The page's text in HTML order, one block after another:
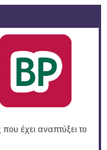
που έχει αναπτύξει το